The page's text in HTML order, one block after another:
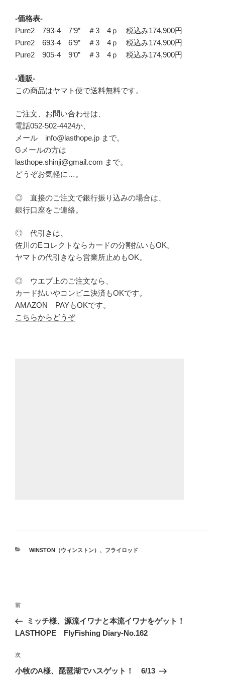
-価格表-
Pure2 793-4 7’9” ＃3 4ｐ 税込み174,900円
Pure2 693-4 6’9” ＃3 4ｐ 税込み174,900円
Pure2 905-4 9’0” ＃3 4ｐ 税込み174,900円
-通販-
この商品はヤマト便で送料無料です。
ご注文、お問い合わせは、
電話052-502-4424か、
メール info@lasthope.jp まで。
Gメールの方は
lasthope.shinji@gmail.com まで。
どうぞお気軽に…。
◎ 直接のご注文で銀行振り込みの場合は、
銀行口座をご連絡。
◎ 代引きは、
佐川のEコレクトならカードの分割払いもOK。
ヤマトの代引きなら営業所止めもOK。
◎ ウエブ上のご注文なら、
カード払いやコンビニ決済もOKです。
AMAZON PAYもOKです。
こちらからどうぞ
カ
WINSTON（ウィンストン） 、 フライロッド
投
ナ
ゲ
ー
前
の
投
前
ミッチ様、源流イワナと本流イワナをゲット！
LASTHOPE FlyFishing Diary-No.162
次
の
次
小牧のA様、琵琶湖でハスゲット！ 6/13